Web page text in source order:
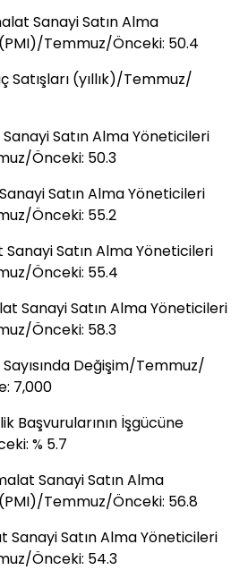
Sanayi Satın Alma
Temmuz/Önceki: 50.4
(yıllık)/Temmuz/
Satın Alma Yöneticileri
Önceki: 50.3
Satın Alma Yöneticileri
Önceki: 55.2
Satın Alma Yöneticileri
Önceki: 55.4
Sanayi Satın Alma Yöneticileri
Önceki: 58.3
Değişim/Temmuz/
7,000
Başvurularının İşgücüne
% 5.7
Sanayi Satın Alma
Temmuz/Önceki: 56.8
Sanayi Satın Alma Yöneticileri
Önceki: 54.3